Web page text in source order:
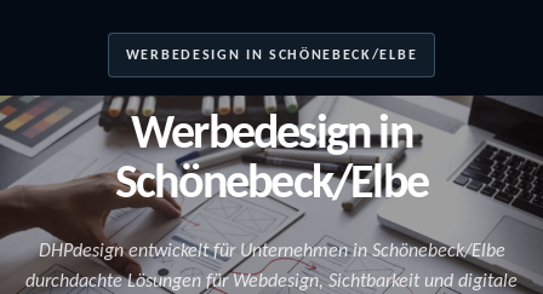
WERBEDESIGN IN SCHÖNEBECK/ELBE
Werbedesign in
Schönebeck/Elbe
DHPdesign entwickelt für Unternehmen in Schönebeck/Elbe
durchdachte Lösungen für Webdesign, Sichtbarkeit und digitale